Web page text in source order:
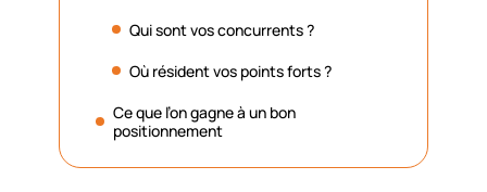
Qui sont vos concurrents ?
Où résident vos points forts ?
Ce que l’on gagne à un bon
positionnement